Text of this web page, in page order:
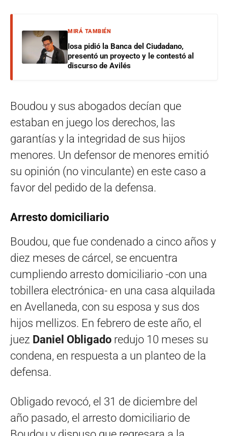
MIRÁ TAMBIÉN
Iosa pidió la Banca del Ciudadano,
presentó un proyecto y le contestó al
discurso de Avilés
Boudou y sus abogados decían que
estaban en juego los derechos, las
garantías y la integridad de sus hijos
menores. Un defensor de menores emitió
su opinión (no vinculante) en este caso a
favor del pedido de la defensa.
Arresto domiciliario
Boudou, que fue condenado a cinco años y
diez meses de cárcel, se encuentra
cumpliendo arresto domiciliario -con una
tobillera electrónica- en una casa alquilada
en Avellaneda, con su esposa y sus dos
hijos mellizos. En febrero de este año, el
juez Daniel Obligado redujo 10 meses su
condena, en respuesta a un planteo de la
defensa.
Obligado revocó, el 31 de diciembre del
año pasado, el arresto domiciliario de